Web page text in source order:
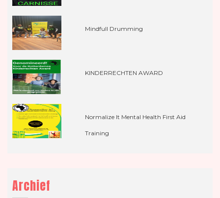
Mindfull Drumming
KINDERRECHTEN AWARD
Normalize It Mental Health First Aid
Training
Archief